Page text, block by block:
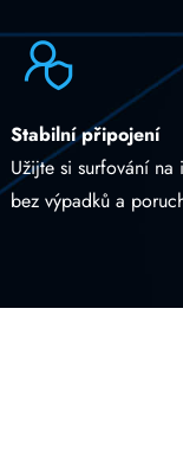
Stabilní připojení
Užijte si surfování na
bez výpadků a